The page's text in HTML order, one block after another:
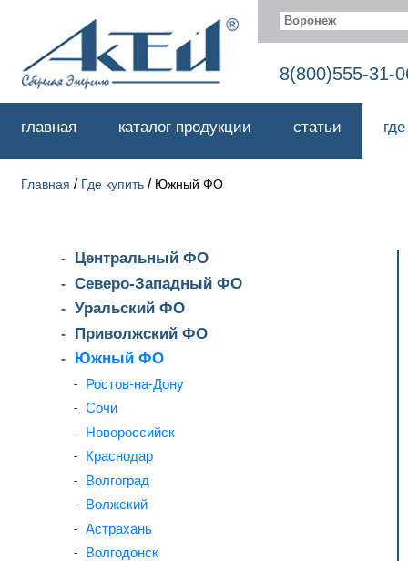
Воронеж
8(800)555-31-
главная каталог продукции статьи
Главная / Где купить / Южный ФО
Центральный ФО
Северо-Западный ФО
Уральский ФО
Приволжский ФО
Южный ФО
Ростов-на-Дону
Сочи
Новороссийск
Краснодар
Волгоград
Волжский
Астрахань
Волгодонск